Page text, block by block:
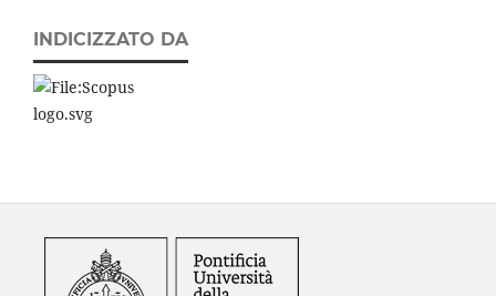
INDICIZZATO DA